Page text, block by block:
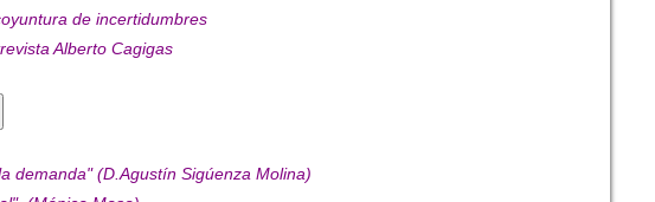
de incertidumbres
Alberto Cagigas
demanda" (D.Agustín Sigúenza Molina)